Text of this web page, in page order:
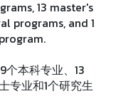
13 master's
programs, and 1
个本科专业、13
专业和1个研究生